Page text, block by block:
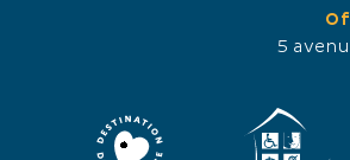
Carta di
Contanti
Bonifico
5